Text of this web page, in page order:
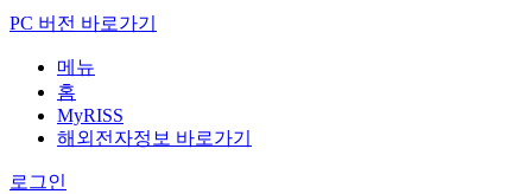
PC 버전 바로가기
메뉴
홈
MyRISS
해외전자정보 바로가기
로그인